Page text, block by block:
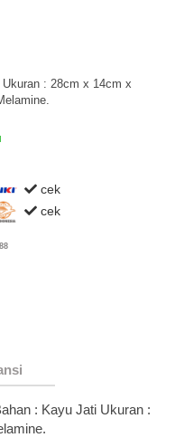
: 28cm x 14cm x
cek
cek
: Kayu Jati Ukuran :